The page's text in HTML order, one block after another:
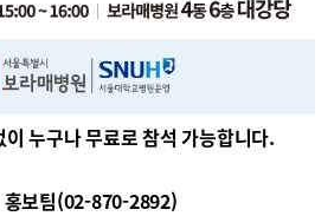
누구나 무료로 참석 가능합니다.
홍보팀(02-870-2892)